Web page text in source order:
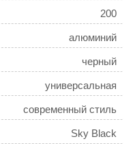
200
алюминий
черный
универсальная
современный стиль
Sky Black